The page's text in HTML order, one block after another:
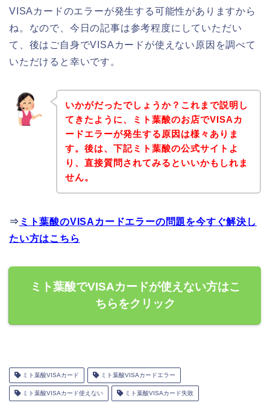
VISAカードのエラーが発生する可能性がありますから
ね。なので、今日の記事は参考程度にしていただい
て、後はご自身でVISAカードが使えない原因を調べて
いただけると幸いです。
いかがだったでしょうか？これまで説明し
てきたように、ミト葉酸のお店でVISAカ
ードエラーが発生する原因は様々ありま
す。後は、下記ミト葉酸の公式サイトよ
り、直接質問されてみるといいかもしれま
せん。
⇒ ミト葉酸のVISAカードエラーの問題を今すぐ解決し
たい方はこちら
ミト葉酸でVISAカードが使えない方はこ
ちらをクリック
ミト葉酸VISAカード ミト葉酸VISAカードエラー
ミト葉酸VISAカード使えない ミト葉酸VISAカード失敗